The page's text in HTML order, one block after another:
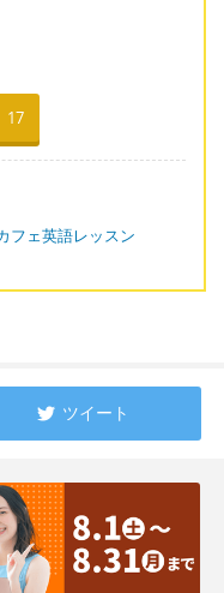
17
フェ英語レッスン
ツイート